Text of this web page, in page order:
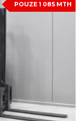
POUZE 1 085 MTH